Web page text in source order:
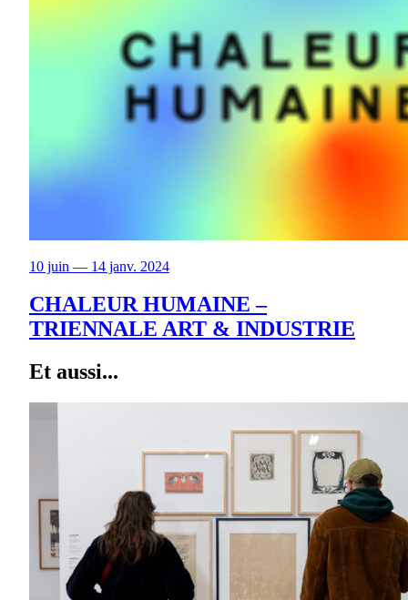
10 juin — 14 janv. 2024
CHALEUR HUMAINE –
TRIENNALE ART & INDUSTRIE
Et aussi...